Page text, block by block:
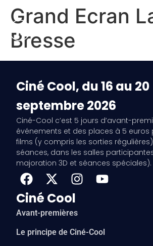
Grand Ecran
Bresse
Ciné Cool, du 16 au 20
septembre 2026
Ciné-Cool c’est 5 jours d’avant-
événements et des places à 5 euros
films (y compris les sorties
séances, dans les salles
majoration 3D et séances spéciales).
Ciné Cool
Avant-premières
Le principe de Ciné-Cool